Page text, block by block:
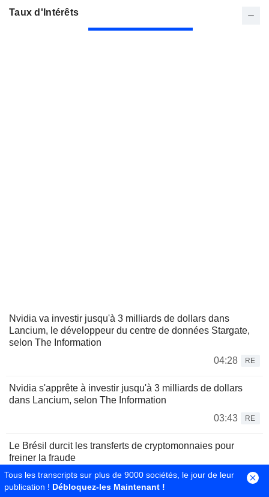
Taux d'Intérêts
Nvidia va investir jusqu'à 3 milliards de dollars dans
Lancium, le développeur du centre de données Stargate,
selon The Information
04:28
RE
Nvidia s'apprête à investir jusqu'à 3 milliards de dollars
dans Lancium, selon The Information
03:43
RE
Le Brésil durcit les transferts de cryptomonnaies pour
freiner la fraude
00:28
RE
Tous les transcripts sur plus de 9000 sociétés, le jour de leur
publication ! Débloquez-les Maintenant !